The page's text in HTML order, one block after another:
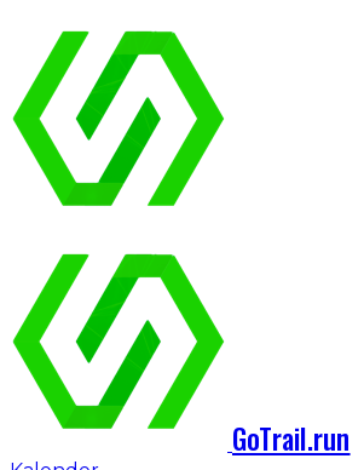
GoTrail.run